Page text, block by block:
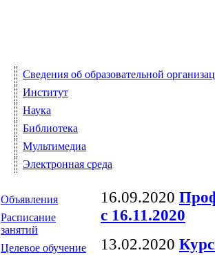
Сведения об образовательной
Институт
Наука
Библиотека
Мультимедиа
Электронная среда
Объявления
Расписание
занятий
Целевое обучение
16.09.2020
с 16.11.2020
13.02.2020